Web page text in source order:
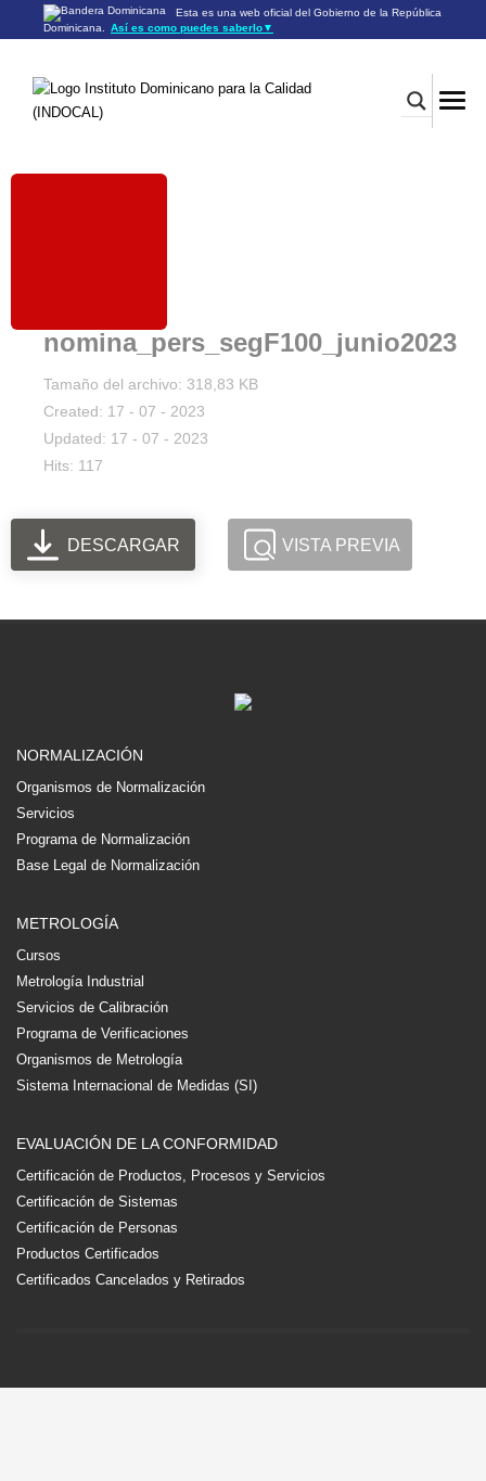
Esta es una web oficial del Gobierno de la República
Dominicana.
Así es como puedes saberlo▼
Los sitios web oficiales utilizan .gob.do o .gov.do
Los sitios web oficiales .gob.do o .gov.do seguros utilizan
HTTPS
nomina_pers_segF100_junio2023
Tamaño del archivo: 318,83 KB
Created: 17 - 07 - 2023
Updated: 17 - 07 - 2023
Hits: 117
DESCARGAR VISTA PREVIA
NORMALIZACIÓN
Organismos de Normalización
Servicios
Programa de Normalización
Base Legal de Normalización
METROLOGÍA
Cursos
Metrología Industrial
Servicios de Calibración
Programa de Verificaciones
Organismos de Metrología
Sistema Internacional de Medidas (SI)
EVALUACIÓN DE LA CONFORMIDAD
Certificación de Productos, Procesos y Servicios
Certificación de Sistemas
Certificación de Personas
Productos Certificados
Certificados Cancelados y Retirados